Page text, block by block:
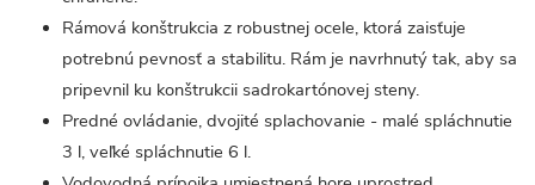
Rámová konštrukcia z robustnej ocele, ktorá zaisťuje
potrebnú pevnosť a stabilitu. Rám je navrhnutý tak, aby sa
pripevnil ku konštrukcii sadrokartónovej steny.
Predné ovládanie, dvojité splachovanie - malé spláchnutie
3 l, veľké spláchnutie 6 l.